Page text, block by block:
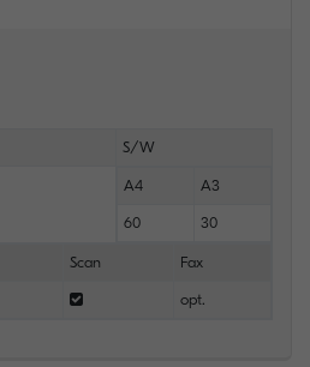
S/W
A4 A3
60 30
Scan Fax
opt.